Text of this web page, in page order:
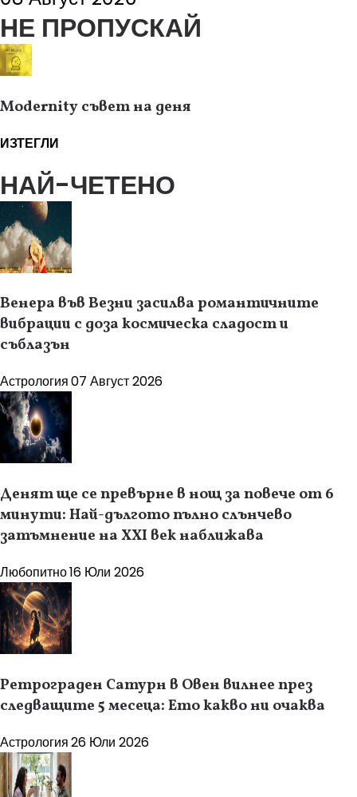
НЕ ПРОПУСКАЙ
Modernity съвет на деня
ИЗТЕГЛИ
НАЙ-ЧЕТЕНО
Венера във Везни засилва романтичните
вибрации с доза космическа сладост и
съблазън
Астрология07 Август 2026
Денят ще се превърне в нощ за повече от 6
минути: Най-дългото пълно слънчево
затъмнение на XXI век наближава
Любопитно16 Юли 2026
Ретрограден Сатурн в Овен вилнее през
следващите 5 месеца: Ето какво ни очаква
Астрология26 Юли 2026